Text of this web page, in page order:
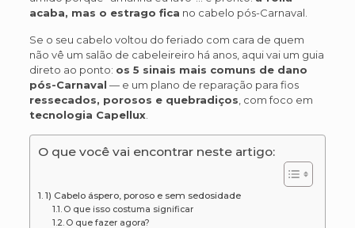
acaba, mas o estrago fica no cabelo pós-Carnaval.
Se o seu cabelo voltou do feriado com cara de quem
não vê um salão de cabeleireiro há anos, aqui vai um guia
direto ao ponto: os 5 sinais mais comuns de dano
pós-Carnaval — e um plano de reparação para fios
ressecados, porosos e quebradiços , com foco em
tecnologia Capellux.
O que você vai encontrar neste artigo:
1) Cabelo áspero, poroso e sem sedosidade
O que isso costuma significar
O que fazer agora?